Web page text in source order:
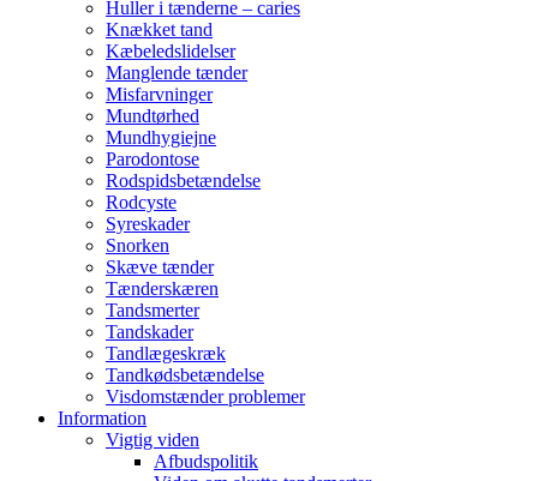
Huller i tænderne – caries
Knækket tand
Kæbeledslidelser
Manglende tænder
Misfarvninger
Mundtørhed
Mundhygiejne
Parodontose
Rodspidsbetændelse
Rodcyste
Syreskader
Snorken
Skæve tænder
Tænderskæren
Tandsmerter
Tandskader
Tandlægeskræk
Tandkødsbetændelse
Visdomstænder problemer
Information
Vigtig viden
Afbudspolitik